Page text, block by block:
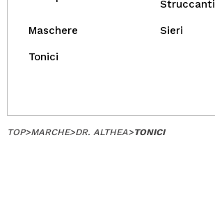
Struccanti
Maschere Sieri
Tonici
TOP>MARCHE>DR. ALTHEA>TONICI